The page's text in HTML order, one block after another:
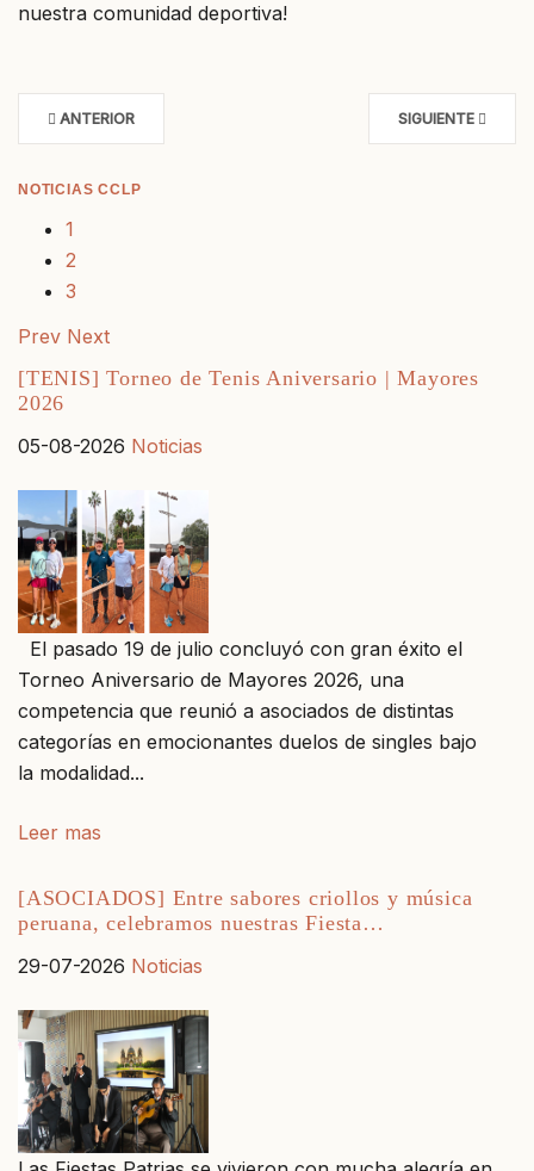
nuestra comunidad deportiva!
ANTERIOR SIGUIENTE
NOTICIAS CCLP
1
2
3
Prev Next
[TENIS] Torneo de Tenis Aniversario | Mayores
2026
05-08-2026 Noticias
El pasado 19 de julio concluyó con gran éxito el
Torneo Aniversario de Mayores 2026, una
competencia que reunió a asociados de distintas
categorías en emocionantes duelos de singles bajo
la modalidad...
Leer mas
[ASOCIADOS] Entre sabores criollos y música
peruana, celebramos nuestras Fiesta…
29-07-2026 Noticias